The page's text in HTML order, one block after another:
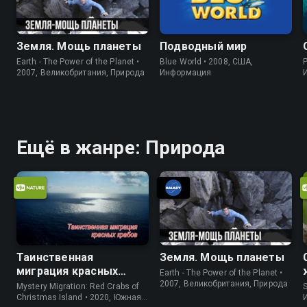
Земля. Мощь планеты
Earth - The Power of the Planet •
2007, Великобритания, Природа
Подводный мир
Blue World • 2008, США,
Информация
Ещё в жанре: Природа
Таинственная
миграция красных
крабов
Mystery Migration: Red Crabs of
Christmas Island • 2020, Южная
Земля. Мощь планеты
Earth - The Power of the Planet •
2007, Великобритания, Природа